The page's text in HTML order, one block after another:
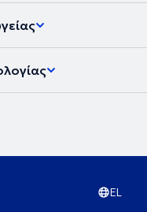
EL